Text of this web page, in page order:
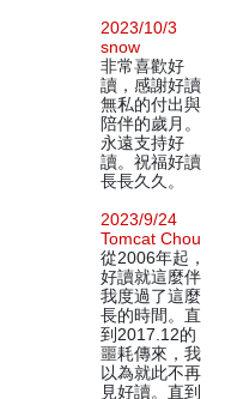
2023/10/3
snow
非常喜歡好
讀，感謝好讀
無私的付出與
陪伴的歲月。
永遠支持好
讀。祝福好讀
長長久久。
2023/9/24
Tomcat Chou
從2006年起，
好讀就這麼伴
我度過了這麼
長的時間。直
到2017.12的
噩耗傳來，我
以為就此不再
見好讀。直到